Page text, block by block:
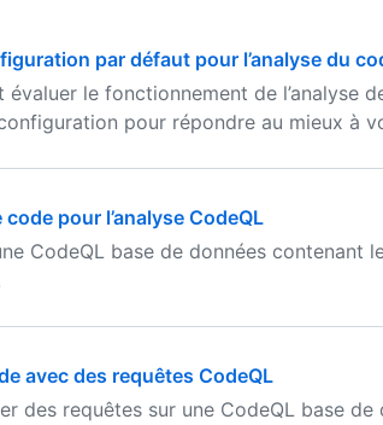
par défaut pour l’analyse du
évaluer le fonctionnement de l’analyse
pour répondre au mieux à
pour l’analyse CodeQL
CodeQL base de données contenant
avec des requêtes CodeQL
des requêtes sur une CodeQL base de